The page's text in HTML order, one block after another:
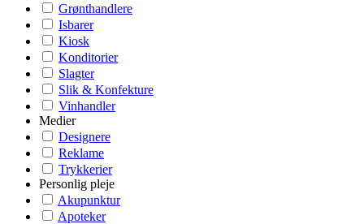
Grønthandlere
Isbarer
Kiosk
Konditorier
Slagter
Slik & Konfekture
Vinhandler
Medier
Designere
Reklame
Trykkerier
Personlig pleje
Akupunktur
Apoteker